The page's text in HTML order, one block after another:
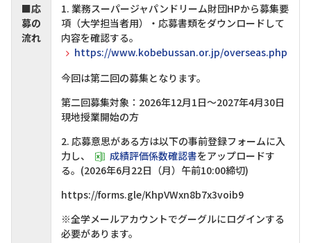
■応
募の
流れ
1. 業務スーパージャパンドリーム財団HPから募集要
項（大学担当者用）・応募書類をダウンロードして
内容を確認する。
https://www.kobebussan.or.jp/overseas.php
今回は第二回の募集となります。
第二回募集対象：2026年12月1日～2027年4月30日
現地授業開始の方
2. 応募意思がある方は以下の事前登録フォームに入
力し、
成績評価係数確認書をアップロードす
る。(2026年6月22日（月）午前10:00締切)
https://forms.gle/KhpVWxn8b7x3voib9
※全学メールアカウントでグーグルにログインする
必要があります。